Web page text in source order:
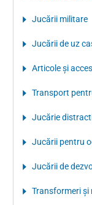
Jucării militare
Jucării de uz
Articole şi
Transport
Jucărie
Jucării pentru
Jucării de
Transformeri şi